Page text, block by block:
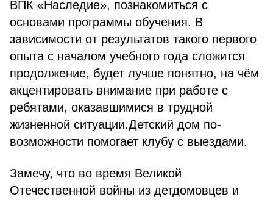
ВПК «Наследие», познакомиться с
основами программы обучения. В
зависимости от результатов такого первого
опыта с началом учебного года сложится
продолжение, будет лучше понятно, на чём
акцентировать внимание при работе с
ребятами, оказавшимися в трудной
жизненной ситуации.Детский дом по-
возможности помогает клубу с выездами.
Замечу, что во время Великой
Отечественной войны из детдомовцев и